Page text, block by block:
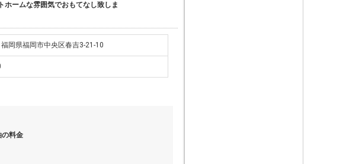
ホームな雰囲気でおもてなし致しま
岡県福岡市中央区春吉3-21-10
料金